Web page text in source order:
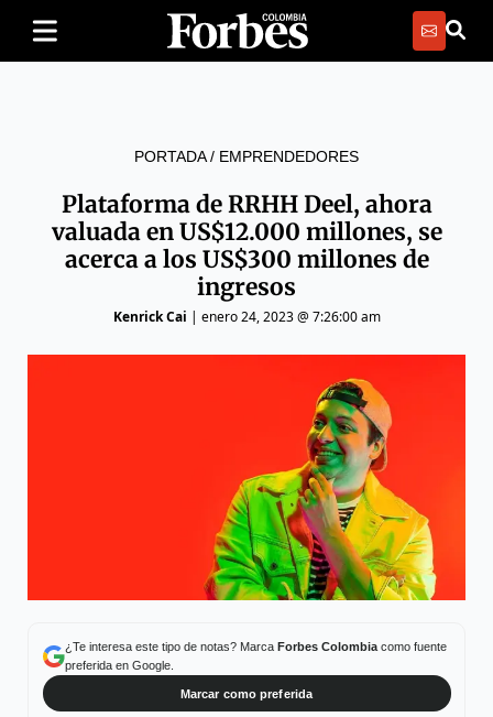
PORTADA/ EMPRENDEDORES
Plataforma de RRHH Deel, ahora
valuada en US$12.000 millones, se
acerca a los US$300 millones de
ingresos
Kenrick Cai | enero 24, 2023 @ 7:26:00 am
¿Te interesa este tipo de notas? Marca Forbes Colombiacomo fuente
preferida en Google.
Marcar como preferida